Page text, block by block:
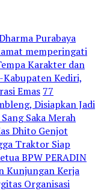
Purabaya
memperingati
Karakter dan
Kabupaten Kediri,
Emas 77
Disiapkan Jadi
Saka Merah
Dhito Genjot
Traktor Siap
BPW PERADIN
Kunjungan Kerja
Organisasi